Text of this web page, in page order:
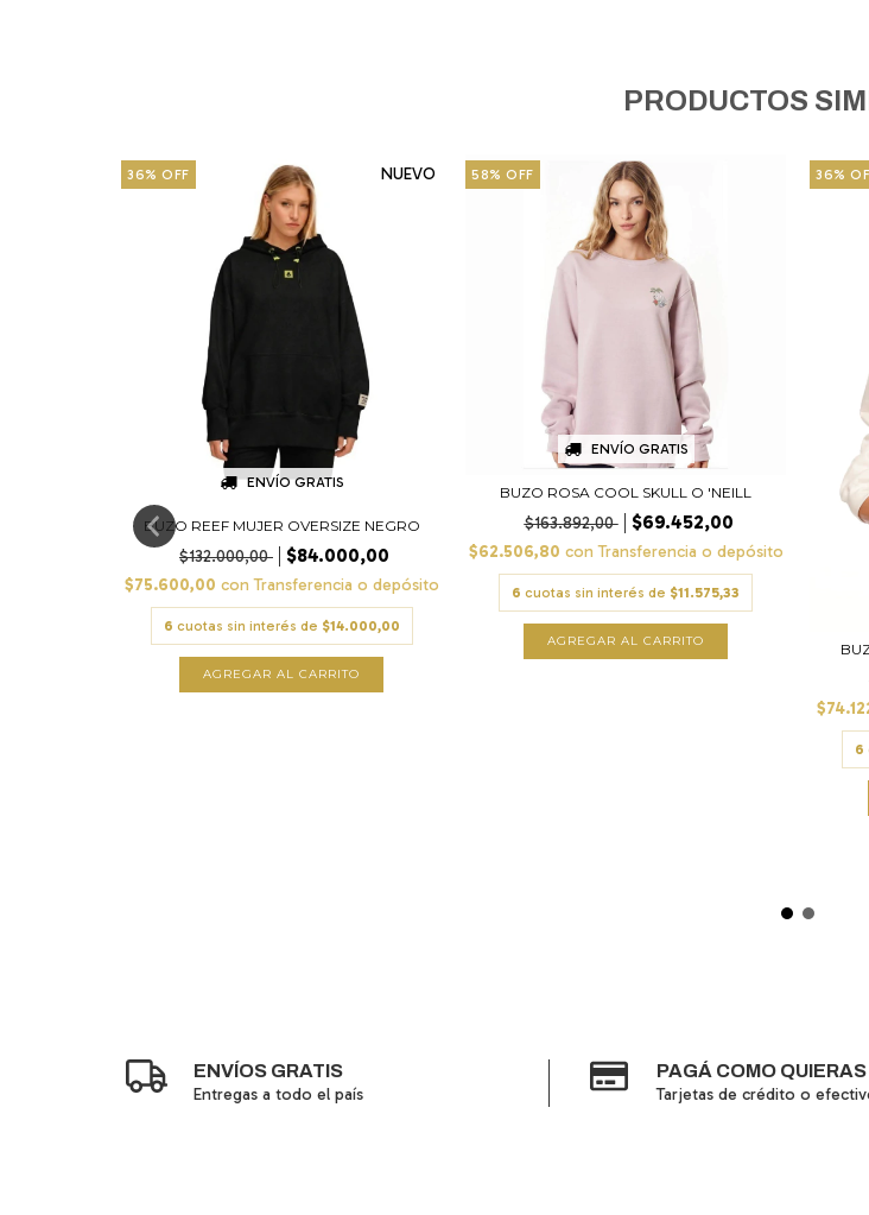
PRODUCTOS
36% OFF
ENVÍO GRATIS
NUEVO
BUZO REEF MUJER OVERSIZE NEGRO
$132.000,00 $84.000,00
$75.600,00 con Transferencia o depósito
6 cuotas sin interés de $14.000,00
AGREGAR AL CARRITO
58% OFF
ENVÍO GRATIS
BUZO ROSA COOL SKULL O 'NEILL
$163.892,00 $69.452,00
$62.506,80 con Transferencia o depósito
6 cuotas sin interés de $11.575,33
AGREGAR AL CARRITO
36%
6
ENVÍOS GRATIS
Entregas a todo el país
PAGÁ COMO QUIERAS
Tarjetas de crédito o